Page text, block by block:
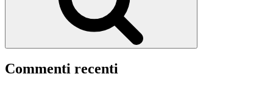
Commenti recenti